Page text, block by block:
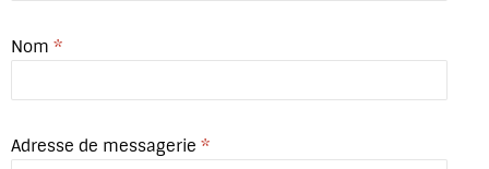
Nom *
Adresse de messagerie *